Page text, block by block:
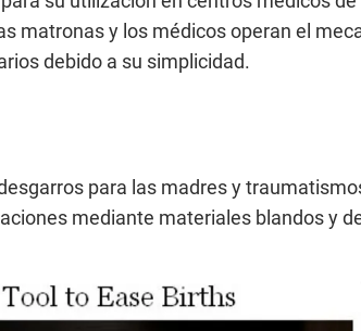
matronas y los médicos operan el
debido a su simplicidad.
para las madres y
mediante materiales blandos y